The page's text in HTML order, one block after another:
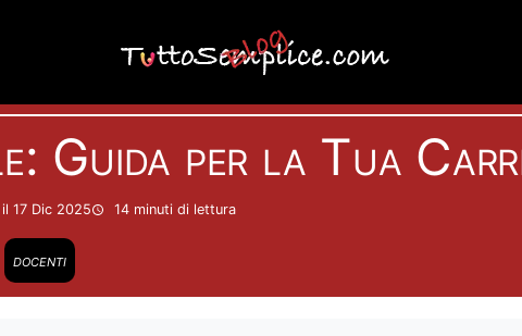
Formazione
Guida per la Tua
17 Dic 2025 14 minuti di lettura
docenti